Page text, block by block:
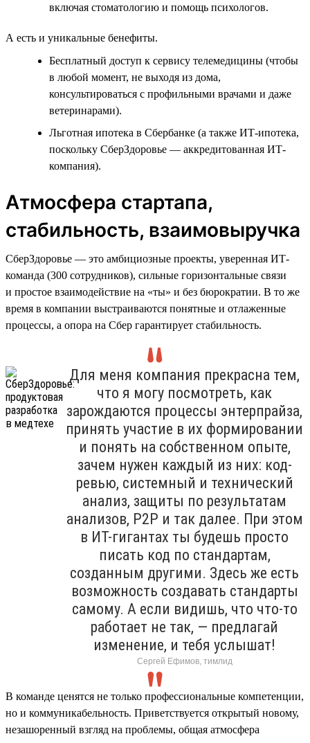
включая стоматологию и помощь психологов.
А есть и уникальные бенефиты.
Бесплатный доступ к сервису телемедицины (чтобы
в любой момент, не выходя из дома,
консультироваться с профильными врачами и даже
ветеринарами).
Льготная ипотека в Сбербанке (а также ИТ-ипотека,
поскольку СберЗдоровье — аккредитованная ИТ-
компания).
Атмосфера стартапа,
стабильность, взаимовыручка
СберЗдоровье — это амбициозные проекты, уверенная ИТ-
команда (300 сотрудников), сильные горизонтальные связи
и простое взаимодействие на «ты» и без бюрократии. В то же
время в компании выстраиваются понятные и отлаженные
процессы, а опора на Сбер гарантирует стабильность.
Для меня компания прекрасна тем,
что я могу посмотреть, как
зарождаются процессы энтерпрайза,
принять участие в их формировании
и понять на собственном опыте,
зачем нужен каждый из них: код-
ревью, системный и технический
анализ, защиты по результатам
анализов, P2P и так далее. При этом
в ИТ-гигантах ты будешь просто
писать код по стандартам,
созданным другими. Здесь же есть
возможность создавать стандарты
самому. А если видишь, что что-то
работает не так, — предлагай
изменение, и тебя услышат!
Сергей Ефимов, тимлид
В команде ценятся не только профессиональные компетенции,
но и коммуникабельность. Приветствуется открытый новому,
незашоренный взгляд на проблемы, общая атмосфера